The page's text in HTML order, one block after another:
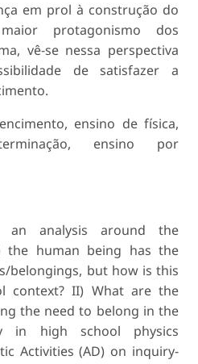
em prol à construção do
protagonismo dos
vê-se nessa perspectiva
de satisfazer a
ensino de física,
ensino por
an analysis around the
the human being has the
belongings, but how is this
context? II) What are the
the need to belong in the
in high school physics
Activities (AD) on inquiry-